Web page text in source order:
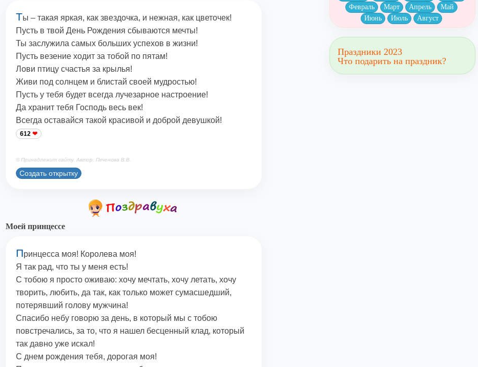
Ты – такая яркая, как звездочка, и нежная, как цветочек!
Пусть в твой День Рождения сбываются мечты!
Ты заслужила самых больших успехов в жизни!
Пусть везение ходит за тобой по пятам!
Лови птицу счастья за крылья!
Живи под солнцем и блистай своей мудростью!
Пусть у тебя будет всегда лучезарное настроение!
Да хранит тебя Господь весь век!
Всегда оставайся такой красивой и доброй девушкой!
612
© Принадлежит сайту. Автор: Печенова В.В.
Создать открытку
Моей принцессе
Принцесса моя! Королева моя!
Я так рад, что ты у меня есть!
С тобою я просто оживаю: хочу мечтать, хочу летать, хочу
творить, любить, да так, как только может сумасшедший,
потерявший голову мужчина!
Спасибо небу говорю за день, в который мы с тобою
повстречались, за то, что я нашел бесценный клад, который
так давно уже искал!
С днем рождения тебя, дорогая моя!
Февраль
Март Апрель
Май
Июнь
Июль Август
Праздники 2023
Что подарить на праздник?